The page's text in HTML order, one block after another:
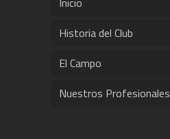
Historia del Club
El Campo
Nuestros Profesionales